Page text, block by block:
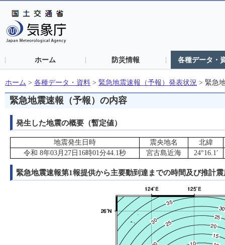
ホーム 防災情報 各種データ・
ホーム > 各種データ・資料 > 緊急地震速報（予報）発表状況 > 緊急
緊急地震速報（予報）の内容
発生した地震の概要（暫定値）
地震発生日時 震央地名
北緯
令和 8年03月27日16時01分44.1秒
宮古島近海 24°16.1′
緊急地震速報第1報提供から主要動到達までの時間及び推計